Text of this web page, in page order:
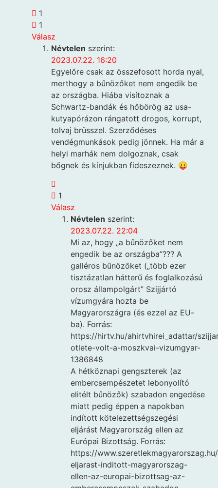
1
1
Válasz
Névtelen szerint:
2023.07.22. 16:20
Egyelőre csak az összefosott horda nyal,
merthogy a bűnözőket nem engedik be
az országba. Hiába visítoznak a
Schwartz-bandák és hőbörög az usa-
kutyapórázon rángatott drogos, korrupt,
tolvaj brüsszel. Szerződéses
vendégmunkások pedig jönnek. Ha már a
helyi marhák nem dolgoznak, csak
bőgnek és kínjukban fideszeznek. 😛
1
Válasz
Névtelen szerint:
2023.07.22. 22:04
Mi az, hogy „a bűnözőket nem
engedik be az országba”??? A
galléros bűnözőket („több ezer
tisztázatlan hátterű és foglalkozású
orosz állampolgárt” Szijjártó
vízumgyára hozta be
Magyarországra (és ezzel az EU-
ba). Forrás:
https://hirtv.hu/ahirtvhirei_adattar/
otlete-volt-a-moszkvai-vizumgyar-
1386848
A hétköznapi gengszterek (az
embercsempészetet lebonyolító
elitélt bűnözők) szabadon engedése
miatt pedig éppen a napokban
indított kötelezettségszegési
eljárást Magyarország ellen az
Európai Bizottság. Forrás:
https://
eljarast-inditott-magyarorszag-
ellen-az-europai-bizottsag-az-